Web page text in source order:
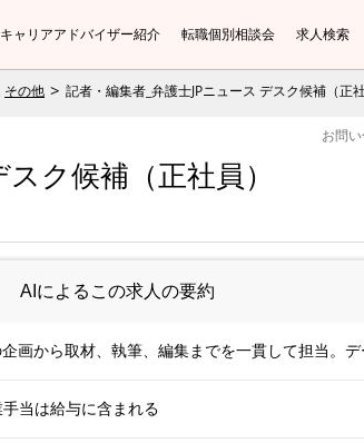
キャリアアドバイザー紹介 転職個別相談会 求人検索
その他 記者・編集者_弁護士JPニュース デスク候補（正
お問
ク候補（正社員）
AIによるこの求人の要約
画から取材、執筆、編集までを一貫して担当。
当は給与に含まれる